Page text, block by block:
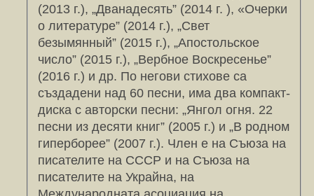
(2013 г.), „Дванадесять” (2014 г. ), «Очерки
о литературе” (2014 г.), „Свет
безымянный” (2015 г.), „Апостольское
число” (2015 г.), „Вербное Воскресенье”
(2016 г.) и др. По негови стихове са
създадени над 60 песни, има два компакт-
диска с авторски песни: „Янгол огня. 22
песни из десяти книг” (2005 г.) и „В родном
гиперборее” (2007 г.). Член е на Съюза на
писателите на СССР и на Съюза на
писателите на Украйна, на